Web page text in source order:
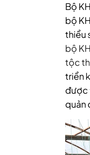
Bộ
bộ
thiểu
bộ
tộc
triển
được
quản